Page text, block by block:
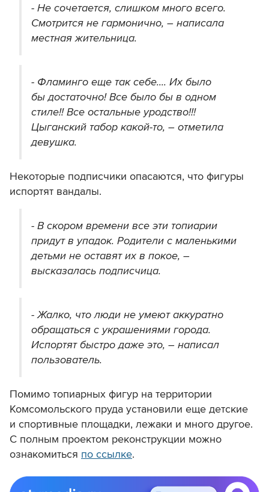
- Не сочетается, слишком много всего.
Смотрится не гармонично, – написала
местная жительница.
- Фламинго еще так себе.... Их было
бы достаточно! Все было бы в одном
стиле!! Все остальные уродство!!!
Цыганский табор какой-то, – отметила
девушка.
Некоторые подписчики опасаются, что фигуры
испортят вандалы.
- В скором времени все эти топиарии
придут в упадок. Родители с маленькими
детьми не оставят их в покое, –
высказалась подписчица.
- Жалко, что люди не умеют аккуратно
обращаться с украшениями города.
Испортят быстро даже это, – написал
пользователь.
Помимо топиарных фигур на территории
Комсомольского пруда установили еще детские
и спортивные площадки, лежаки и много другое.
С полным проектом реконструкции можно
ознакомиться по ссылке.